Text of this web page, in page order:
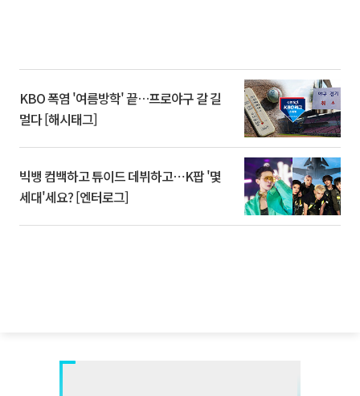
KBO 폭염 '여름방학' 끝…프로야구 갈 길
멀다 [해시태그]
빅뱅 컴백하고 튜이드 데뷔하고⋯K팝 '몇
세대'세요? [엔터로그]